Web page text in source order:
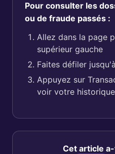
Pour consulter les
ou de fraude passés :
Allez dans la page
supérieur gauche
Faites défiler
Appuyez sur
voir votre historique
Cet article